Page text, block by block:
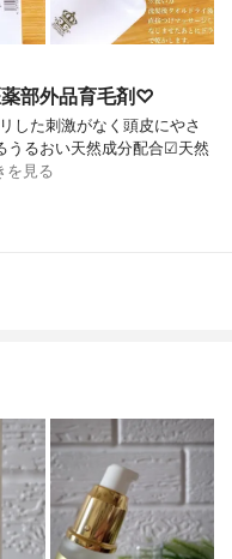
薬部外品育毛剤♡
した刺激がなく頭皮にやさ
うるおい天然成分配合☑天然
を見る